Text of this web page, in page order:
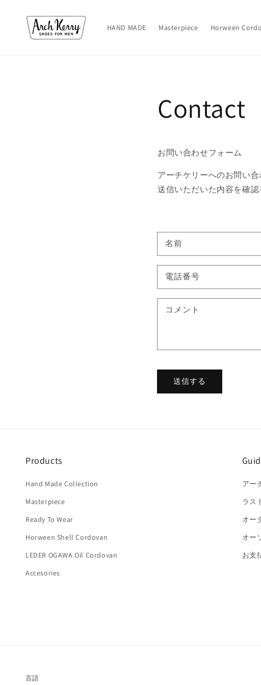
進む
HAND MADE Masterpiece Horween
Contact
お問い合わせフォーム
アーチケリーへのお問い合
送信いただいた内容を確
名前
電話番号
コメント
送信する
Products
Hand Made Collection
Masterpiece
Ready To Wear
Horween Shell Cordovan
LEDER OGAWA Oil Cordovan
Accesories
アー
ラス
オー
オー
お支
言語